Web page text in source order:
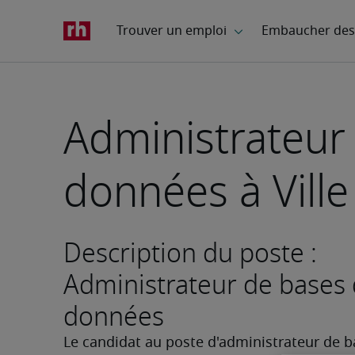
données à
Description du poste :
Administrateur de bases
données
Le candidat au poste d'administrateur de